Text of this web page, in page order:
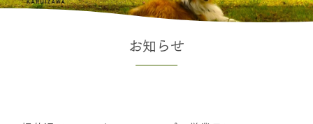
お知らせ